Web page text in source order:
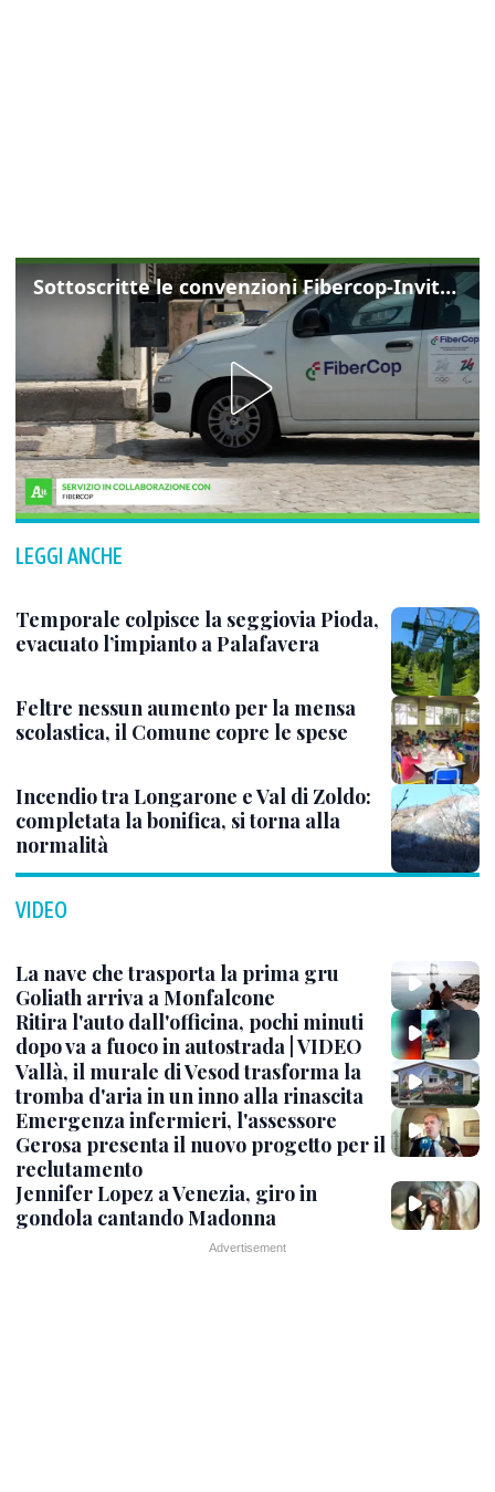
Sottoscritte le convenzioni Fibercop-Invitalia, fibra ottica per 477 mila civici
LEGGI ANCHE
Temporale colpisce la seggiovia Pioda,
evacuato l’impianto a Palafavera
Feltre nessun aumento per la mensa
scolastica, il Comune copre le spese
Incendio tra Longarone e Val di Zoldo:
completata la bonifica, si torna alla
normalità
VIDEO
La nave che trasporta la prima gru
Goliath arriva a Monfalcone
Ritira l'auto dall'officina, pochi minuti
dopo va a fuoco in autostrada | VIDEO
Vallà, il murale di Vesod trasforma la
tromba d'aria in un inno alla rinascita
Emergenza infermieri, l'assessore
Gerosa presenta il nuovo progetto per il
reclutamento
Jennifer Lopez a Venezia, giro in
gondola cantando Madonna